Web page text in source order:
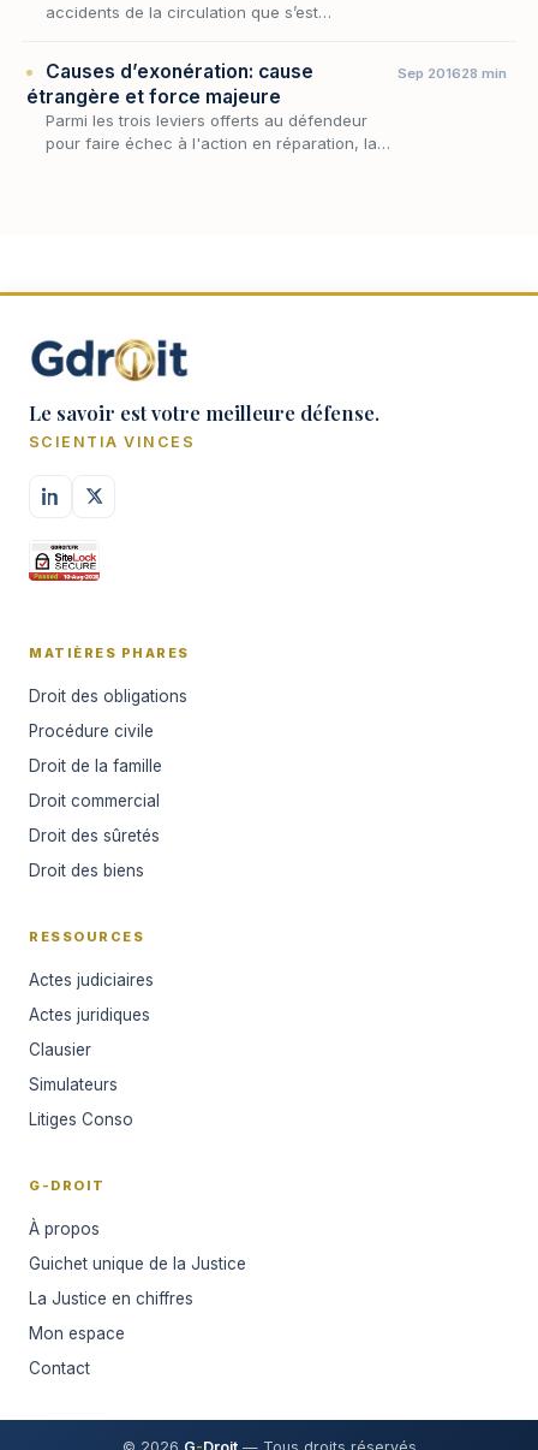
accidents de la circulation que s’est
responsabilité du fait de…
Causes d’exonération: cause
étrangère et force majeure
Parmi les trois leviers offerts au défendeur
pour faire échec à l'action en réparation, la
Sep 201628 min
Le savoir est votre meilleure défense.
SCIENTIA VINCES
MATIÈRES PHARES
Droit des obligations
Procédure civile
Droit de la famille
Droit commercial
Droit des sûretés
Droit des biens
RESSOURCES
Actes judiciaires
Actes juridiques
Clausier
Simulateurs
Litiges Conso
G-DROIT
À propos
Guichet unique de la Justice
La Justice en chiffres
Mon espace
Contact
© 2026 G-Droit— Tous droits réservés